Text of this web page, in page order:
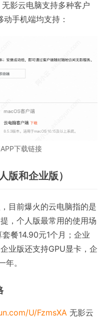
无影云电脑支持多种客户
手机端均支持：
下载链接
版和企业版）
目前爆火的云电脑指的是
，个人版最常用的使用场
餐14.90元1个月；企业
业版还支持GPU显卡，企
。
U/FzmsXA 无影云